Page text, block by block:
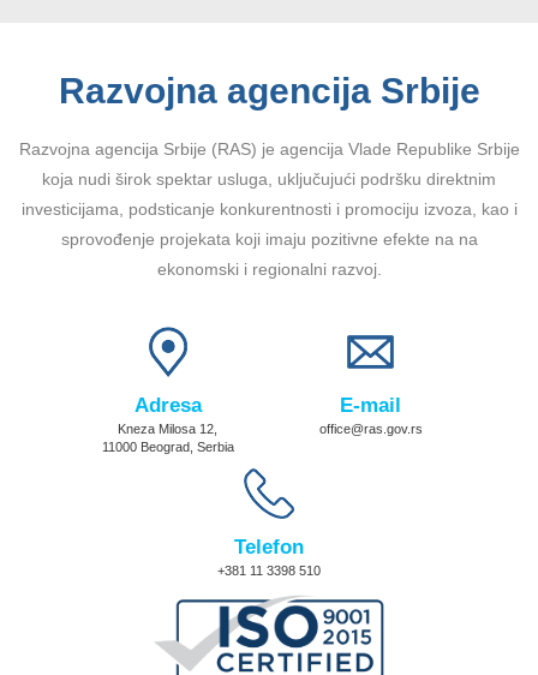
Razvojna agencija Srbije
Razvojna agencija Srbije (RAS) je agencija Vlade Republike Srbije
koja nudi širok spektar usluga, uključujući podršku direktnim
investicijama, podsticanje konkurentnosti i promociju izvoza, kao i
sprovođenje projekata koji imaju pozitivne efekte na na
ekonomski i regionalni razvoj.
Adresa
Kneza Milosa 12,
11000 Beograd, Serbia
E-mail
office@ras.gov.rs
Telefon
+381 11 3398 510